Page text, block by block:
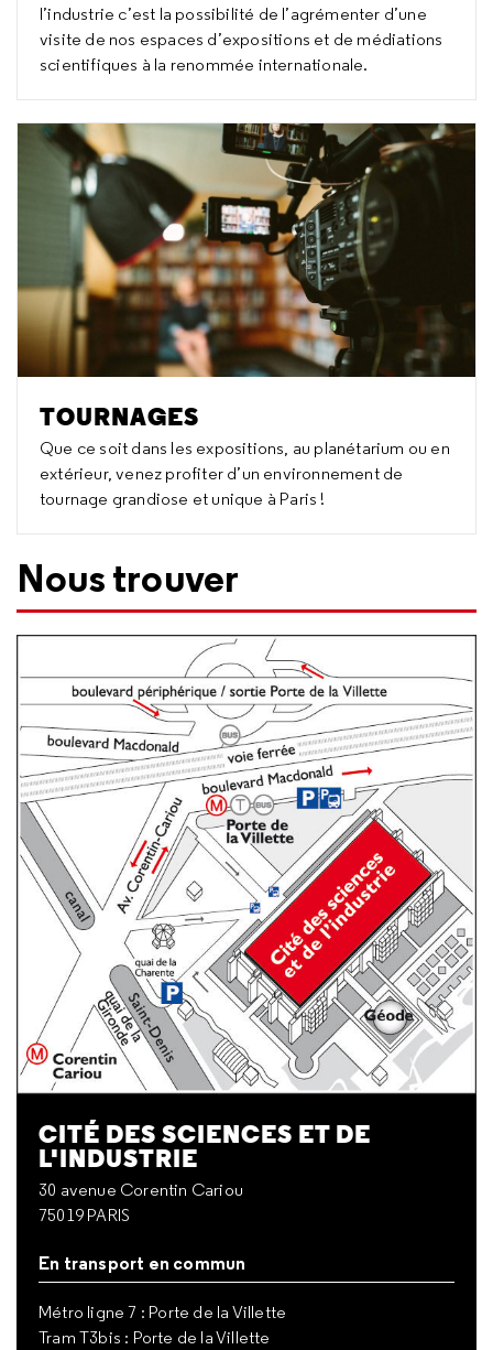
l’industrie c’est la possibilité de l’agrémenter d’une
visite de nos espaces d’expositions et de médiations
scientifiques à la renommée internationale.
TOURNAGES
Que ce soit dans les expositions, au planétarium ou en
extérieur, venez profiter d’un environnement de
tournage grandiose et unique à Paris !
Nous trouver
CITÉ DES SCIENCES ET DE
L'INDUSTRIE
30 avenue Corentin Cariou
75019 PARIS
En transport en commun
Métro ligne 7 : Porte de la Villette
Tram T3bis : Porte de la Villette